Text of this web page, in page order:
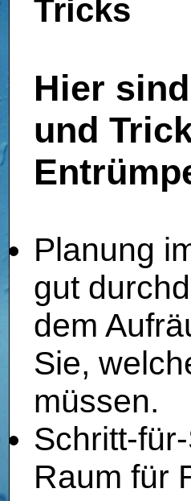
Tricks
Hier
und
Planung
gut
dem
Sie,
müssen.
Schritt-
Raum für